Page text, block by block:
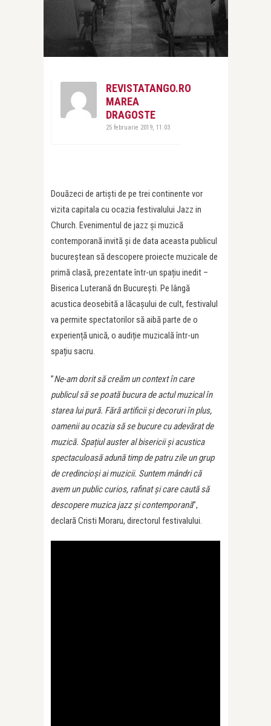
REVISTATANGO.RO
MAREA
DRAGOSTE
25 februarie 2019, 11:03
Douăzeci de artiști de pe trei continente vor
vizita capitala cu ocazia festivalului Jazz in
Church. Evenimentul de jazz și muzică
contemporană invită și de data aceasta publicul
bucureștean să descopere proiecte muzicale de
primă clasă, prezentate într-un spațiu inedit –
Biserica Luterană dn București. Pe lângă
acustica deosebită a lăcașului de cult, festivalul
va permite spectatorilor să aibă parte de o
experiență unică, o audiție muzicală într-un
spațiu sacru.
”Ne-am dorit să creăm un context în care
publicul să se poată bucura de actul muzical în
starea lui pură. Fără artificii și decoruri în plus,
oamenii au ocazia să se bucure cu adevărat de
muzică. Spațiul auster al bisericii și acustica
spectaculoasă adună timp de patru zile un grup
de credincioși ai muzicii. Suntem mândri că
avem un public curios, rafinat și care caută să
descopere muzica jazz și contemporană”,
declară Cristi Moraru, directorul festivalului.